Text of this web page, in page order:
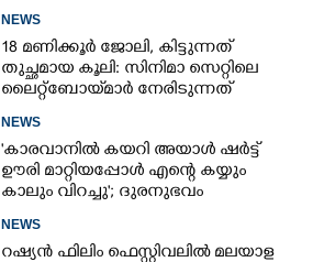
NEWS
18 മണിക്കൂർ ജോലി, കിട്ടുന്നത്
തുച്ഛമായ കൂലി: സിനിമാ സെറ്റിലെ
ലൈറ്റ്‌ബോയ്‌മാർ നേരിടുന്നത്
NEWS
'കാരവാനിൽ കയറി അയാൾ ഷർട്ട്
ഊരി മാറ്റിയപ്പോൾ എന്റെ കയ്യും
കാലും വിറച്ചു'; ദുരനുഭവം
NEWS
റഷ്യൻ ഫിലിം ഫെസ്റ്റിവലിൽ മലയാള